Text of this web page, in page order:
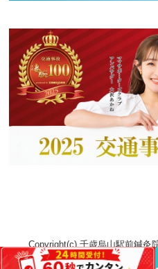
Copyright(c) 千歳烏山駅前鍼灸